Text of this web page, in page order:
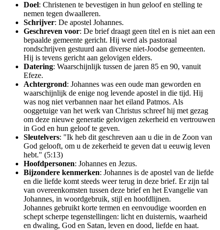
Doel: Christenen te bevestigen in hun geloof en stelling te
nemen tegen dwaalleren.
Schrijver: De apostel Johannes.
Geschreven voor: De brief draagt geen titel en is niet aan een
bepaalde gemeente gericht. Hij werd als pastoraal
rondschrijven gestuurd aan diverse niet-Joodse gemeenten.
Hij is tevens gericht aan gelovigen elders.
Datering: Waarschijnlijk tussen de jaren 85 en 90, vanuit
Efeze.
Achtergrond: Johannes was een oude man geworden en
waarschijnlijk de enige nog levende apostel in die tijd. Hij
was nog niet verbannen naar het eiland Patmos. Als
ooggetuige van het werk van Christus schreef hij met gezag
om deze nieuwe generatie gelovigen zekerheid en vertrouwen
in God en hun geloof te geven.
Sleutelvers: "Ik heb dit geschreven aan u die in de Zoon van
God gelooft, om u de zekerheid te geven dat u eeuwig leven
hebt." (5:13)
Hoofdpersonen: Johannes en Jezus.
Bijzondere kenmerken: Johannes is de apostel van de liefde
en die liefde komt steeds weer terug in deze brief. Er zijn tal
van overeenkomsten tussen deze brief en het Evangelie van
Johannes, in woordgebruik, stijl en hoofdlijnen.
Johannes gebruikt korte termen en eenvoudige woorden en
schept scherpe tegenstellingen: licht en duisternis, waarheid
en dwaling, God en Satan, leven en dood, liefde en haat.